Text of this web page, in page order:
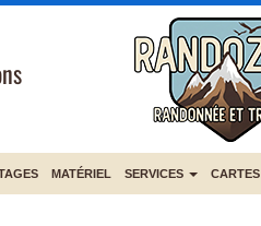
MATÉRIEL SERVICES CARTES